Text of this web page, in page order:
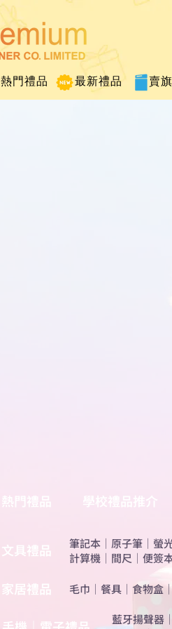
熱門禮品 最新禮品 賣
熱門禮品 學校禮品推介
​文具禮品 筆記本 ｜ 原子筆 ｜ 螢
計算機 ｜ 間尺 ｜ 便簽
​家居禮品 ​毛巾 ｜ 餐具 ｜ 食物盒
​藍牙揚聲器 ｜